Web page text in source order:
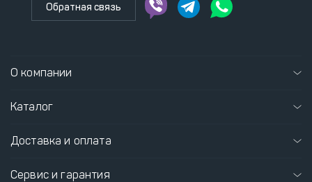
Обратная связь
О компании
Каталог
Доставка и оплата
Сервис и гарантия